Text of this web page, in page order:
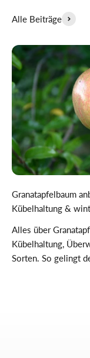
Alle Beiträge
Granatapfelbaum
Kübelhaltung &
Alles über
Kübelhaltung,
Sorten. So gelingt